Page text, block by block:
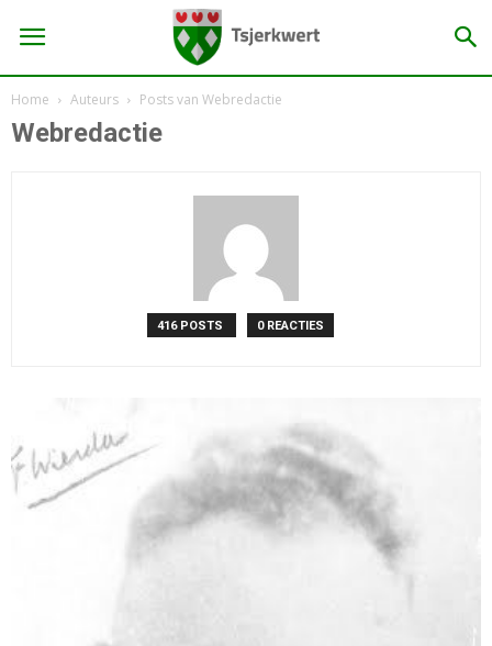
Home Auteurs Posts van Webredactie
Webredactie
416 POSTS 0 REACTIES